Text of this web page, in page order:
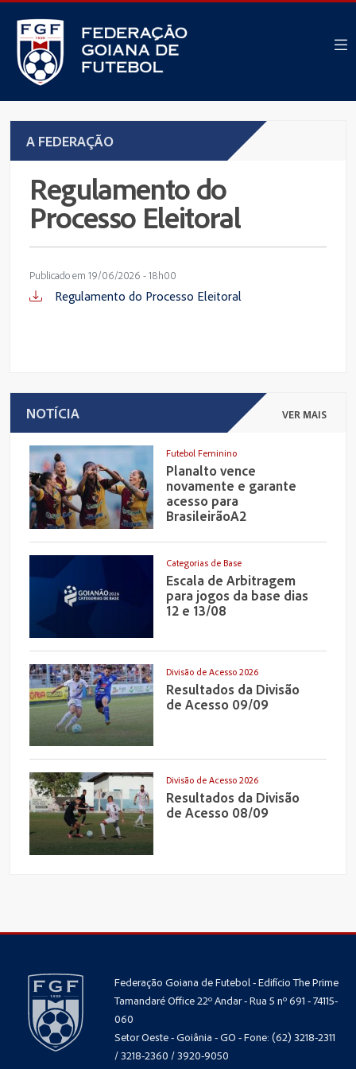
A FEDERAÇÃO
Regulamento do
Processo Eleitoral
Publicado em 19/06/2026 - 18h00
Regulamento do Processo Eleitoral
NOTÍCIA VER MAIS
Futebol Feminino
Planalto vence
novamente e garante
acesso para
BrasileirãoA2
Categorias de Base
Escala de Arbitragem
para jogos da base dias
12 e 13/08
Divisão de Acesso 2026
Resultados da Divisão
de Acesso 09/09
Divisão de Acesso 2026
Resultados da Divisão
de Acesso 08/09
Federação Goiana de Futebol - Edifício The Prime
Tamandaré Office 22º Andar - Rua 5 nº 691 - 74115-
060
Setor Oeste - Goiânia - GO - Fone: (62) 3218-2311
/ 3218-2360 / 3920-9050